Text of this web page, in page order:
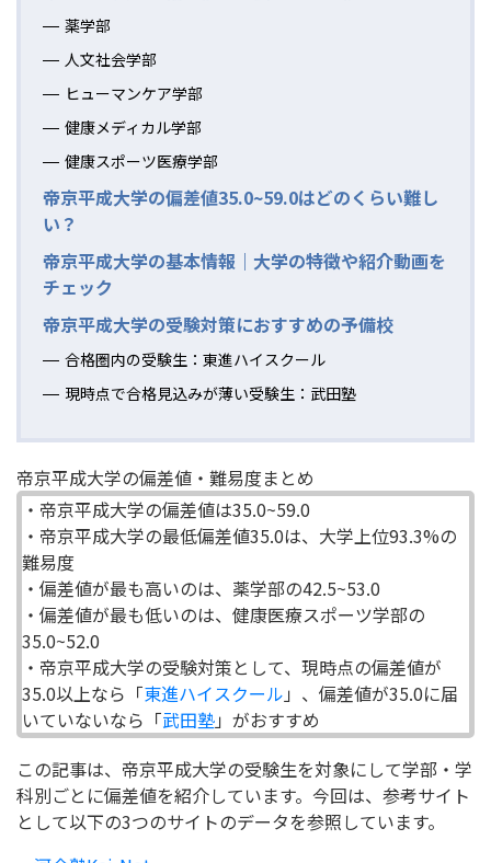
薬学部
人文社会学部
ヒューマンケア学部
健康メディカル学部
健康スポーツ医療学部
帝京平成大学の偏差値35.0~59.0はどのくらい難し
い？
帝京平成大学の基本情報｜大学の特徴や紹介動画を
チェック
帝京平成大学の受験対策におすすめの予備校
合格圏内の受験生：東進ハイスクール
現時点で合格見込みが薄い受験生：武田塾
帝京平成大学の偏差値・難易度まとめ
・帝京平成大学の偏差値は35.0~59.0
・帝京平成大学の最低偏差値35.0は、大学上位93.3%の
難易度
・偏差値が最も高いのは、薬学部の42.5~53.0
・偏差値が最も低いのは、健康医療スポーツ学部の
35.0~52.0
・帝京平成大学の受験対策として、現時点の偏差値が
35.0以上なら「東進ハイスクール 」、偏差値が35.0に届
いていないなら「武田塾」がおすすめ
この記事は、帝京平成大学の受験生を対象にして学部・学
科別ごとに偏差値を紹介しています。今回は、参考サイト
として以下の3つのサイトのデータを参照しています。